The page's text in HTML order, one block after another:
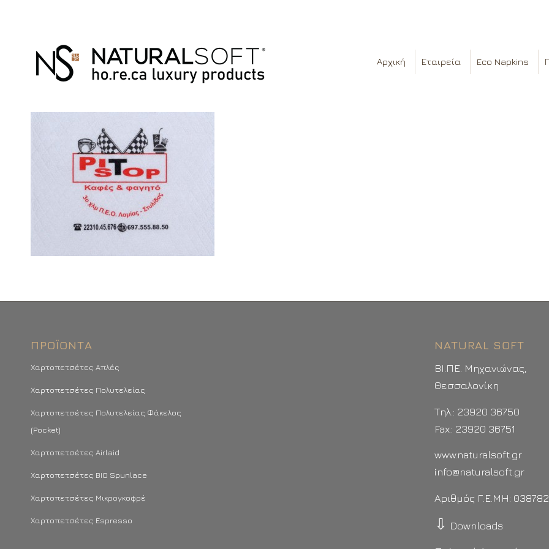
Αρχική Εταιρεία Eco Napkins
ΠΡΟΪΌΝΤΑ
Χαρτοπετσέτες Απλές
Χαρτοπετσέτες Πολυτελείας
Χαρτοπετσέτες Πολυτελείας Φάκελος
(Pocket)
Χαρτοπετσέτες Airlaid
Χαρτοπετσέτες BIO Spunlace
Χαρτοπετσέτες Μικρογκοφρέ
Χαρτοπετσέτες Espresso
NATURAL SOFT
ΒΙ.ΠΕ. Μηχανιώνας,
Θεσσαλονίκη
Τηλ.: 23920 36750
Fax.: 23920 36751
www.naturalsoft.gr
info@naturalsoft.gr
Αριθμός Γ.Ε.ΜΗ:
⇩ Downloads